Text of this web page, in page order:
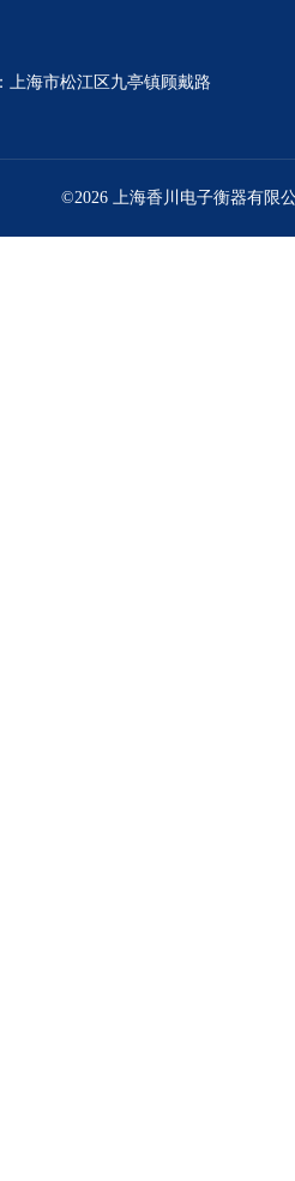
上海市松江区九亭镇顾戴路
©2026 上海香川电子衡器有限